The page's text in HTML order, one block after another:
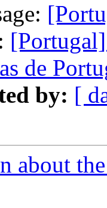
de
by: [
about